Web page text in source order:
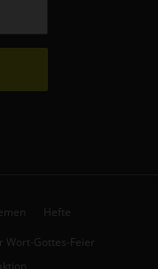
Hefte
Wort-Gottes-Feier